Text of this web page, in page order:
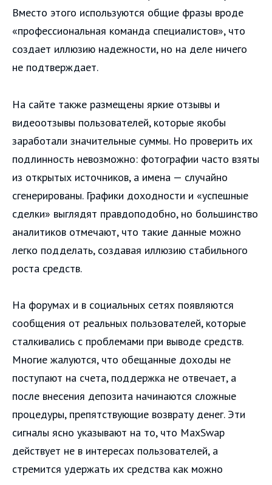
Вместо этого используются общие фразы вроде
«профессиональная команда специалистов», что
создает иллюзию надежности, но на деле ничего
не подтверждает.
На сайте также размещены яркие отзывы и
видеоотзывы пользователей, которые якобы
заработали значительные суммы. Но проверить их
подлинность невозможно: фотографии часто взяты
из открытых источников, а имена — случайно
сгенерированы. Графики доходности и «успешные
сделки» выглядят правдоподобно, но большинство
аналитиков отмечают, что такие данные можно
легко подделать, создавая иллюзию стабильного
роста средств.
На форумах и в социальных сетях появляются
сообщения от реальных пользователей, которые
сталкивались с проблемами при выводе средств.
Многие жалуются, что обещанные доходы не
поступают на счета, поддержка не отвечает, а
после внесения депозита начинаются сложные
процедуры, препятствующие возврату денег. Эти
сигналы ясно указывают на то, что MaxSwap
действует не в интересах пользователей, а
стремится удержать их средства как можно